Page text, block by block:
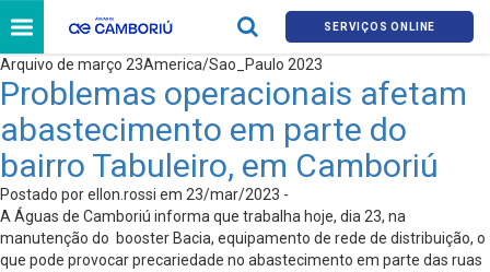
SERVIÇOS ONLINE
Arquivo de março 23America/Sao_Paulo 2023
Problemas operacionais afetam
abastecimento em parte do
bairro Tabuleiro, em Camboriú
Postado por ellon.rossi em 23/mar/2023 -
A Águas de Camboriú informa que trabalha hoje, dia 23, na
manutenção do booster Bacia, equipamento de rede de distribuição, o
que pode provocar precariedade no abastecimento em parte das ruas